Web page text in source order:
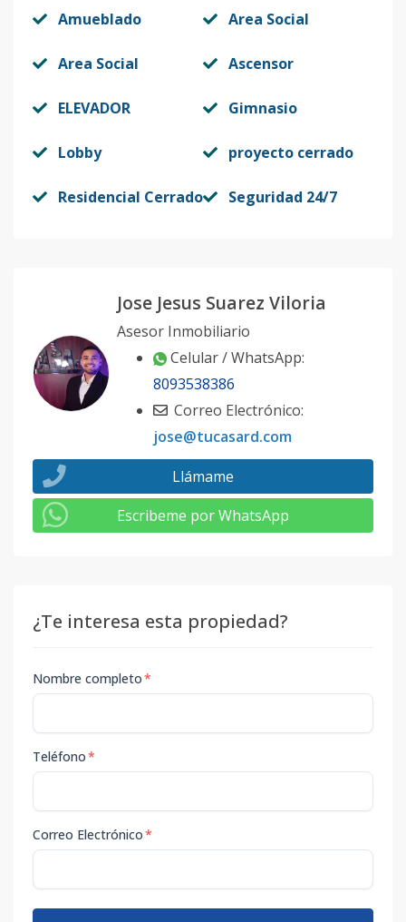
Amueblado Area Social
Area Social Ascensor
ELEVADOR Gimnasio
Lobby proyecto cerrado
Residencial Cerrado Seguridad 24/7
Jose Jesus Suarez Viloria
Asesor Inmobiliario
Celular / WhatsApp:
8093538386
Correo Electrónico:
jose@tucasard.com
Llámame
Escribeme por WhatsApp
¿Te interesa esta propiedad?
Nombre completo*
Teléfono*
Correo Electrónico*